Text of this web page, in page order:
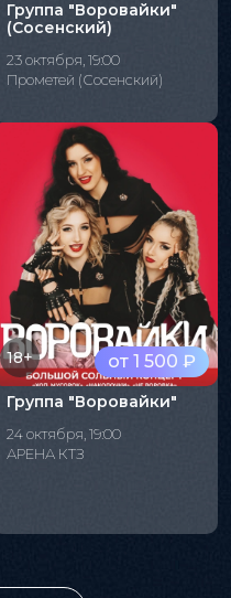
Группа "Воровайки"
(Сосенский)
23 октября, 19:00
Прометей (Сосенский)
от 1 500 ₽
18+
Группа "Воровайки"
24 октября, 19:00
АРЕНА КТЗ